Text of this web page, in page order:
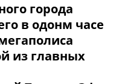
города
в одонм часе
из главных